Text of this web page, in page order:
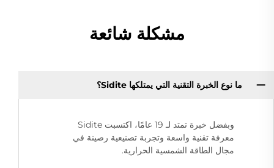
مشكلة شائعة
ما نوع الخبرة التقنية التي يمتلكها Sidite؟
وبفضل خبرة تمتد لـ 19 عامًا، اكتسبت Sidite
معرفة تقنية واسعة وتجربة تصنيعية رصينة في
مجال الطاقة الشمسية الحرارية.